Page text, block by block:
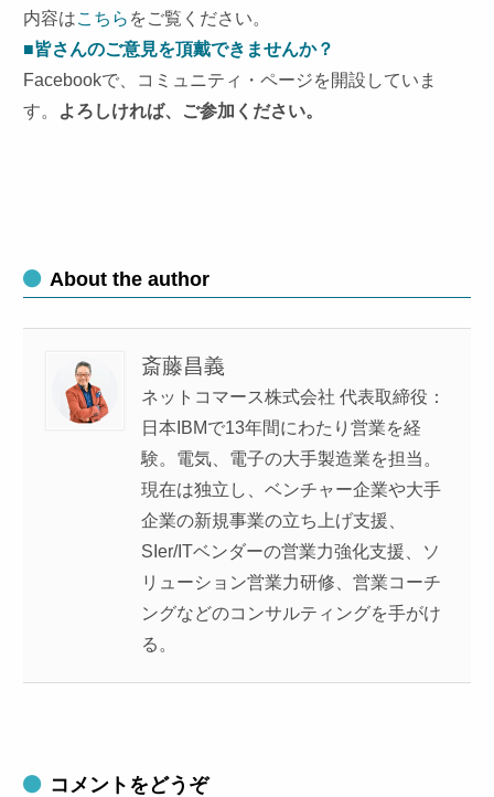
内容はこちら をご覧ください。
■皆さんのご意見を頂戴できませんか？
Facebookで、コミュニティ・ページを開設していま
す。
よろしければ、ご参加ください。
About the author
斎藤昌義
ネットコマース株式会社 代表取締役：
日本IBMで13年間にわたり営業を経
験。電気、電子の大手製造業を担当。
現在は独立し、ベンチャー企業や大手
企業の新規事業の立ち上げ支援、
SIer/ITベンダーの営業力強化支援、ソ
リューション営業力研修、営業コーチ
ングなどのコンサルティングを手がけ
る。
コメントをどうぞ